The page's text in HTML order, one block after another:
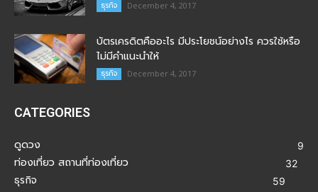
ธุรกิจ December 4, 2017
บัตรเครดิตคืออะไร มีประโยชน์อย่างไร ควรใช้หรือ
ไม่มีคำแนะนำให้
ธุรกิจ December 4, 2017
CATEGORIES
ดูดวง 9
ท่องเที่ยว สถานที่ท่องเที่ยว 32
ธุรกิจ 59